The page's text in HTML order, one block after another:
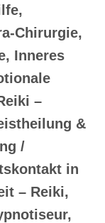
Chirurgie,
Inneres
–
&
/
in
– Reiki,